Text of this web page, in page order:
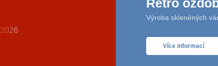
Retro
Výroba skleněných
Více informací